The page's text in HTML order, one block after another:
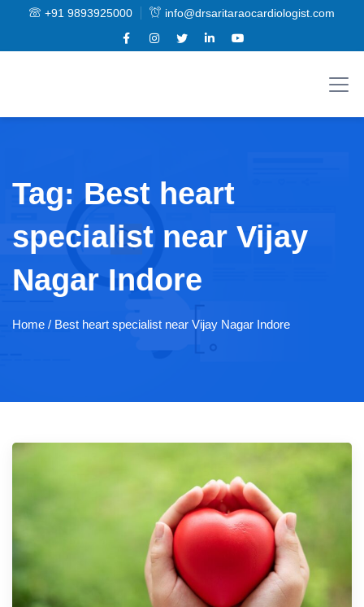
+91 9893925000 info@drsaritaraocardiologist.com
Tag: Best heart
specialist near Vijay
Nagar Indore
Home / Best heart specialist near Vijay Nagar Indore